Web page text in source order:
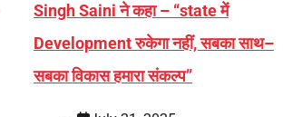
Singh Saini ने कहा – “state में
Development रुकेगा नहीं, सबका साथ–
सबका विकास हमारा संकल्प”